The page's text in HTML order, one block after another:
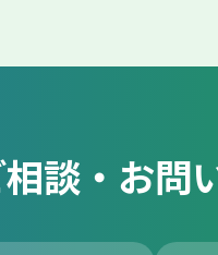
談・お問